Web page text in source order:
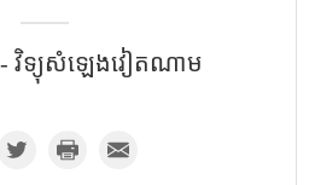
- វិទ្យុសំឡេង​វៀតណាម